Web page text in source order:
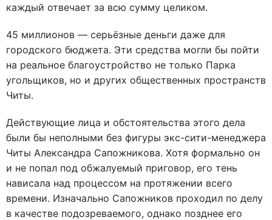
каждый отвечает за всю сумму целиком.
45 миллионов — серьёзные деньги даже для
городского бюджета. Эти средства могли бы пойти
на реальное благоустройство не только Парка
угольщиков, но и других общественных пространств
Читы.
Действующие лица и обстоятельства этого дела
были бы неполными без фигуры экс-сити-менеджера
Читы Александра Сапожникова. Хотя формально он
и не попал под обжалуемый приговор, его тень
нависала над процессом на протяжении всего
времени. Изначально Сапожников проходил по делу
в качестве подозреваемого, однако позднее его